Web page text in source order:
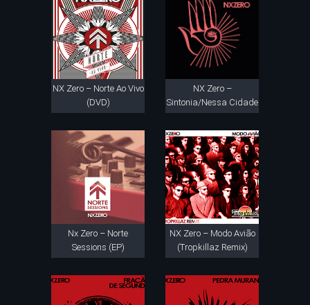
NX Zero – Norte Ao Vivo
(DVD)
NX Zero –
Sintonia/Nessa Cidade
Nx Zero – Norte
Sessions (EP)
NX Zero – Modo Avião
(Tropkillaz Remix)